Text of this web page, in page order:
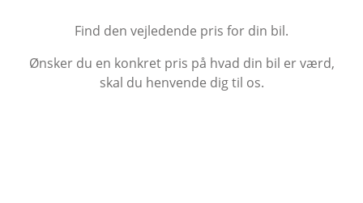
Find den vejledende pris for din bil.
Ønsker du en konkret pris på hvad din bil er værd,
skal du henvende dig til os.